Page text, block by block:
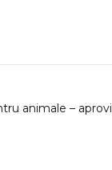
animale –